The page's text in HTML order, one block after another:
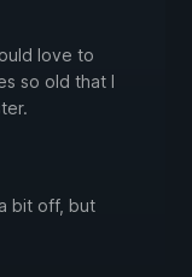
love to
so old that I
bit off, but